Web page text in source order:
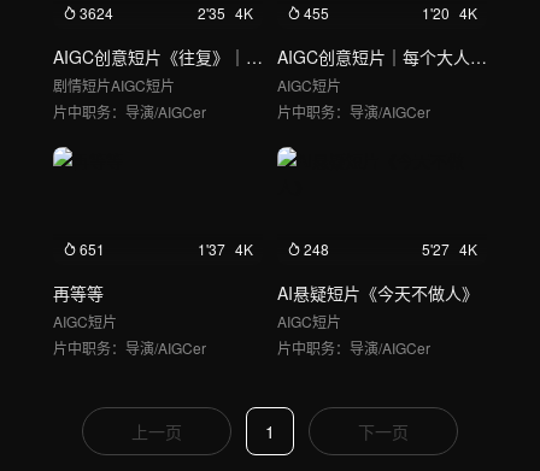
3624 2'35 4K
AIGC创意短片《往复》｜打工人必看
剧情短片AIGC短片
片中职务： 导演/AIGCer
455 1'20 4K
AIGC创意短片｜每个大人的心中都藏着一个孩子
AIGC短片
片中职务： 导演/AIGCer
651 1'37 4K
再等等
AIGC短片
片中职务： 导演/AIGCer
248 5'27 4K
AI悬疑短片《今天不做人》
AIGC短片
片中职务： 导演/AIGCer
上一页 1 下一页